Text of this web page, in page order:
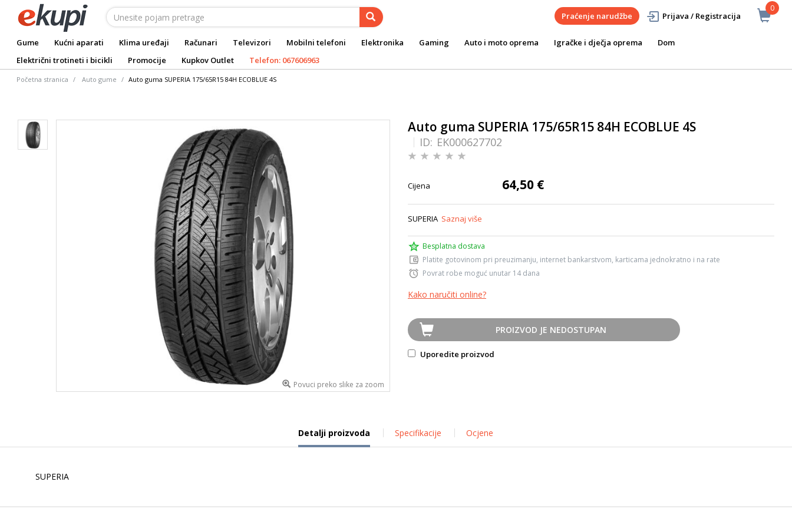
0
Praćenje narudžbe Prijava / Registracija
Gume Kućni aparati Klima uređaji Računari Televizori Mobilni telefoni Elektronika Gaming Auto i moto oprema Igračke i dječja oprema
Dom
Električni trotineti i bicikli
Promocije Kupkov Outlet Telefon: 067606963
Početna stranica Auto gume Auto guma SUPERIA 175/65R15 84H ECOBLUE 4S
Povuci preko slike za zoom
Auto guma SUPERIA 175/65R15 84H ECOBLUE 4S
ID: EK000627702
Cijena 64,50 €
SUPERIA Saznaj više
Besplatna dostava
Platite gotovinom pri preuzimanju, internet bankarstvom, karticama jednokratno i na rate
Povrat robe moguć unutar 14 dana
Kako naručiti online?
PROIZVOD JE NEDOSTUPAN
Uporedite proizvod
Detalji proizvoda Specifikacije Ocjene
SUPERIA